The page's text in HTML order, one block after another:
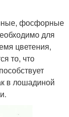
фосфорные
для
цветения,
то, что
в лошадиной